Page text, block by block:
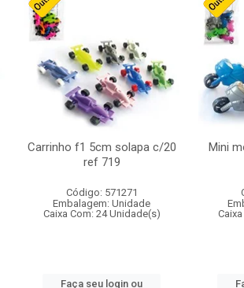
Carrinho f1 5cm solapa c/20
ref 719
Código: 571271
Embalagem: Unidade
Caixa Com: 24 Unidade(s)
Faça seu login ou
Mini